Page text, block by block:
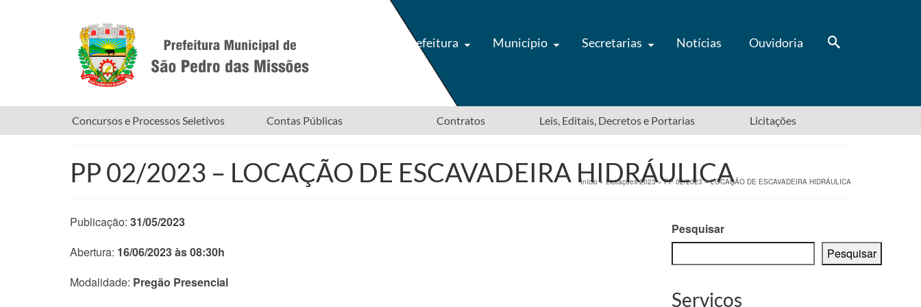
Prefeitura Município Secretarias Notícias Ouvidoria
Concursos e Processos Seletivos Contas Públicas Contratos Leis, Editais, Decretos e Portarias Licitações
PP 02/2023 – LOCAÇÃO DE ESCAVADEIRA HIDRÁULICA
Início » Licitações 2023 » PP 02/2023 – LOCAÇÃO DE ESCAVADEIRA HIDRÁULICA
Publicação: 31/05/2023
Abertura: 16/06/2023 às 08:30h
Modalidade: Pregão Presencial
Pesquisar
Pesquisar
Serviços